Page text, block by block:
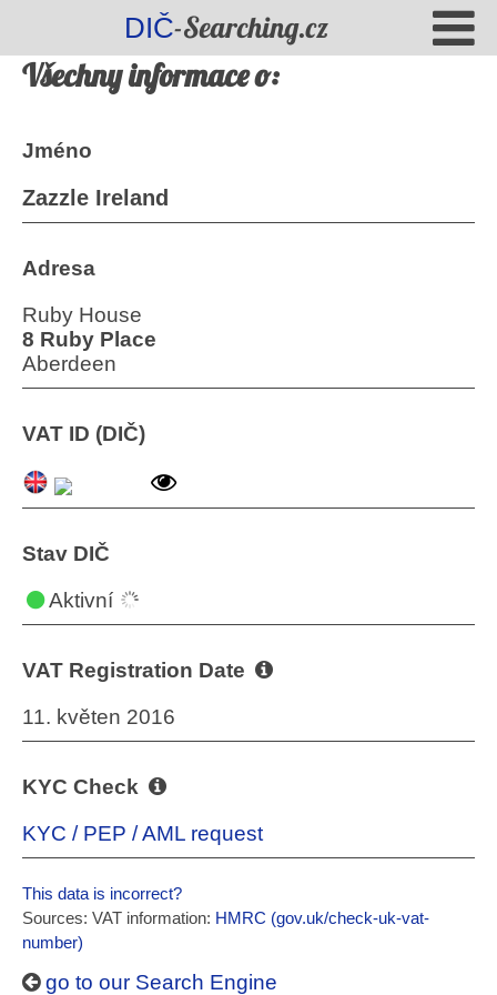
DIČ-Searching.cz
Všechny informace o:
Jméno
Zazzle Ireland
Adresa
Ruby House
8 Ruby Place
Aberdeen
VAT ID (DIČ)
Stav DIČ
Aktivní
VAT Registration Date
11. květen 2016
KYC Check
KYC / PEP / AML request
This data is incorrect?
Sources: VAT information: HMRC (gov.uk/check-uk-vat-
number)
go to our Search Engine